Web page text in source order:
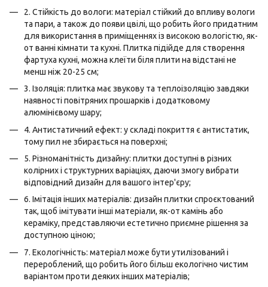
2. Стійкість до вологи: матеріал стійкий до впливу вологи
та пари, а також до появи цвілі, що робить його придатним
для використання в приміщеннях із високою вологістю, як-
от ванні кімнати та кухні. Плитка підійде для створення
фартуха кухні, можна клеїти біля плити на відстані не
менш ніж 20-25 см;
3. Ізоляція: плитка має звукову та теплоізоляцію завдяки
наявності повітряних прошарків і додатковому
алюмінієвому шару;
4. Антистатичний ефект: у складі покриття є антистатик,
тому пил не збирається на поверхні;
5. Різноманітність дизайну: плитки доступні в різних
колірних і структурних варіаціях, даючи змогу вибрати
відповідний дизайн для вашого інтер'єру;
6. Імітація інших матеріалів: дизайн плитки спроєктований
так, щоб імітувати інші матеріали, як-от камінь або
кераміку, представляючи естетично приємне рішення за
доступною ціною;
7. Екологічність: матеріал може бути утилізований і
перероблений, що робить його більш екологічно чистим
варіантом проти деяких інших матеріалів;